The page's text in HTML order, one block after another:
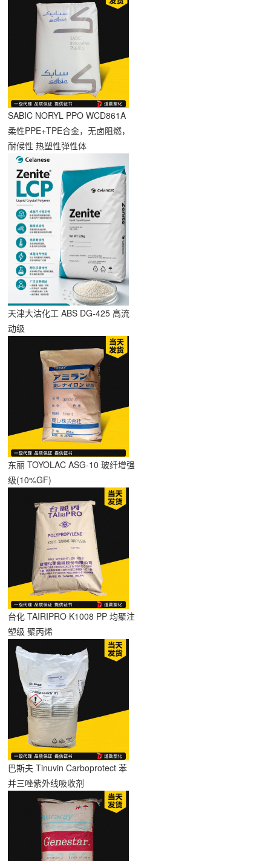
签
SABIC NORYL PPO WCD861A
柔性PPE+TPE合金，无卤阻燃，
耐候性 热塑性弹性体
天津大沽化工 ABS DG-425 高流
动级
东丽 TOYOLAC ASG-10 玻纤增强
级(10%GF)
台化 TAIRIPRO K1008 PP 均聚注
塑级 聚丙烯
巴斯夫 Tinuvin Carboprotect 苯
并三唑紫外线吸收剂